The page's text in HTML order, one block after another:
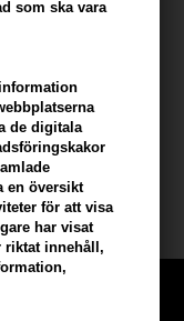
som ska vara
de digitala
en översikt
för att visa
har visat
riktat innehåll,
(Sweet Mandel) Seed
(Baobab) Seed Oil *,
*, tokoferol. *